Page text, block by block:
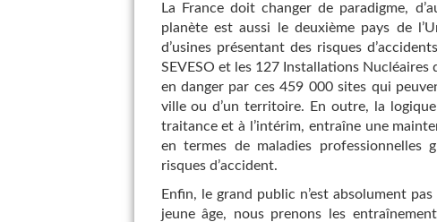
La France doit changer de paradigme,
planète est aussi le deuxième pays de
d’usines présentant des risques
SEVESO et les 127 Installations
en danger par ces 459 000 sites qui
ville ou d’un territoire. En outre, la
traitance et à l’intérim, entraîne une
en termes de maladies professionnelles
risques d’accident.
Enfin, le grand public n’est absolument
jeune âge, nous prenons les